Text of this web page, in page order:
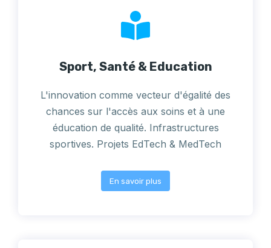
Sport, Santé & Education
L'innovation comme vecteur d'égalité des
chances sur l'accès aux soins et à une
éducation de qualité. Infrastructures
sportives. Projets EdTech & MedTech
En savoir plus